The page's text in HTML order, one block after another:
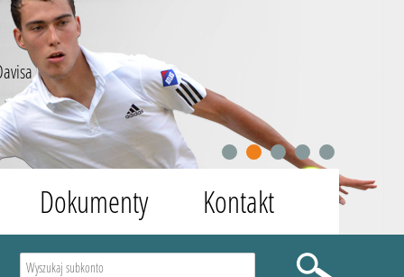
1 2 3 4 5
Dokumenty Kontakt